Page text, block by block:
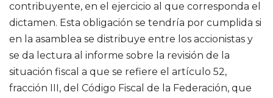
contribuyente, en el ejercicio al que corresponda el
dictamen. Esta obligación se tendría por cumplida si
en la asamblea se distribuye entre los accionistas y
se da lectura al informe sobre la revisión de la
situación fiscal a que se refiere el artículo 52,
fracción III, del Código Fiscal de la Federación, que